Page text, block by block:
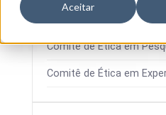
Aceitar
Comitê de Ética em
Comitê de Ética em